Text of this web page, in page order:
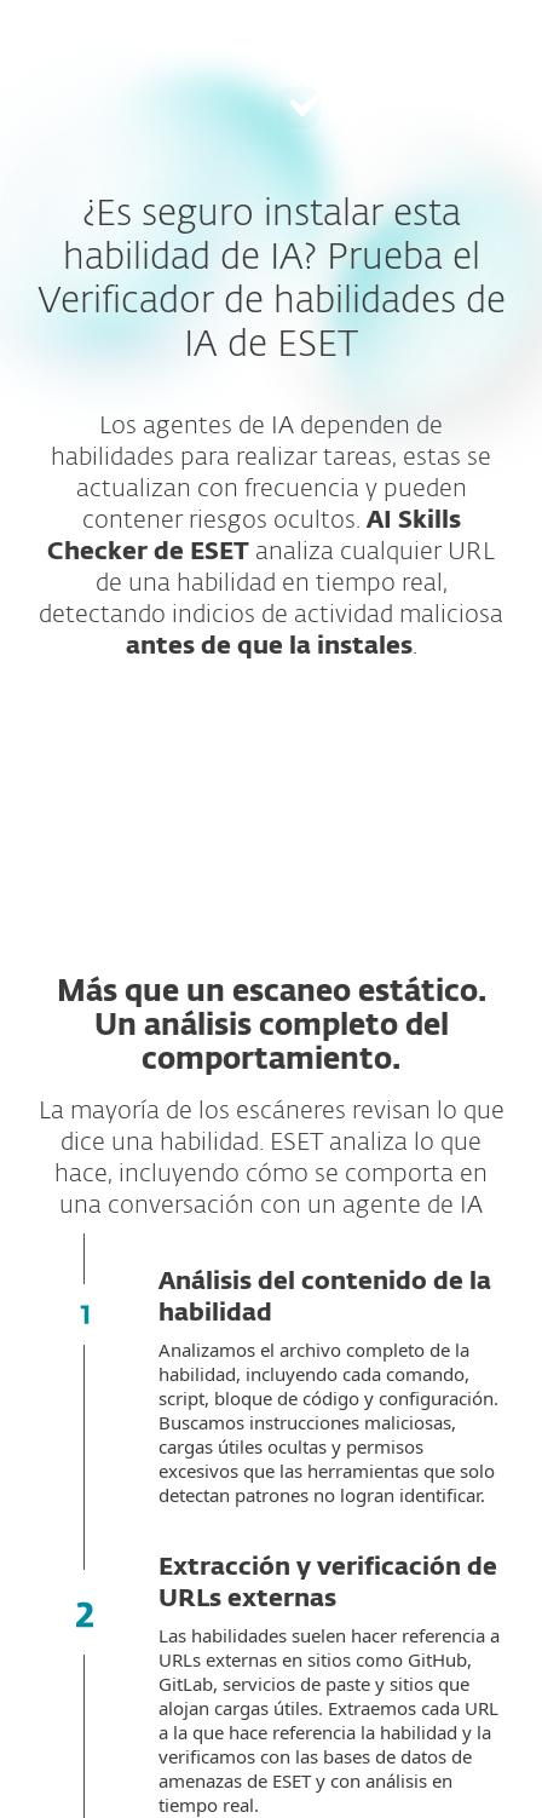
¿Es seguro instalar esta
habilidad de IA? Prueba el
Verificador de habilidades de
IA de ESET
Los agentes de IA dependen de
habilidades para realizar tareas, estas se
actualizan con frecuencia y pueden
contener riesgos ocultos. AI Skills
Checker de ESET analiza cualquier URL
de una habilidad en tiempo real,
detectando indicios de actividad maliciosa
antes de que la instales.
Más que un escaneo estático.
Un análisis completo del
comportamiento.
La mayoría de los escáneres revisan lo que
dice una habilidad. ESET analiza lo que
hace, incluyendo cómo se comporta en
una conversación con un agente de IA
Análisis del contenido de la
habilidad
Analizamos el archivo completo de la
habilidad, incluyendo cada comando,
script, bloque de código y configuración.
Buscamos instrucciones maliciosas,
cargas útiles ocultas y permisos
excesivos que las herramientas que solo
detectan patrones no logran identificar.
Extracción y verificación de
URLs externas
Las habilidades suelen hacer referencia a
URLs externas en sitios como GitHub,
GitLab, servicios de paste y sitios que
alojan cargas útiles. Extraemos cada URL
a la que hace referencia la habilidad y la
verificamos con las bases de datos de
amenazas de ESET y con análisis en
tiempo real.